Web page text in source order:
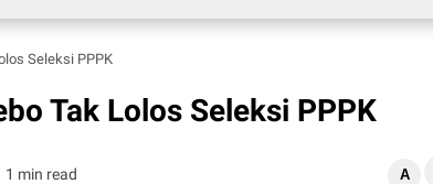
Seleksi PPPK
Tak Lolos Seleksi PPPK
1 min read A